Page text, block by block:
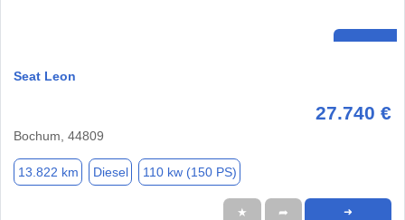
Seat Leon
27.740 €
Bochum, 44809
13.822 km Diesel 110 kw (150 PS)
★ ➦ ➜